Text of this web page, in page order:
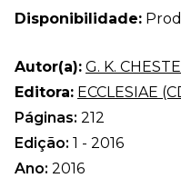
Disponibilidade:
Autor(a): G. K.
Editora: ECCLESIAE
Páginas: 212
Edição: 1 - 2016
Ano: 2016